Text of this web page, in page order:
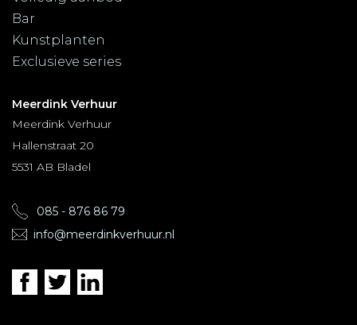
Bar
Kunstplanten
Exclusieve series
Meerdink Verhuur
Meerdink Verhuur
Hallenstraat 20
5531 AB Bladel
085 - 876 86 79
info@meerdinkverhuur.nl